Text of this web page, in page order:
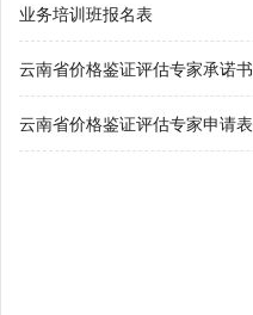
业务培训班报名表
云南省价格鉴证评估专家承诺书
云南省价格鉴证评估专家申请表